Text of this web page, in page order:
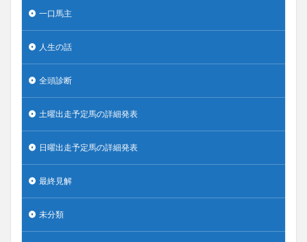
一口馬主
人生の話
全頭診断
土曜出走予定馬の詳細発表
日曜出走予定馬の詳細発表
最終見解
未分類